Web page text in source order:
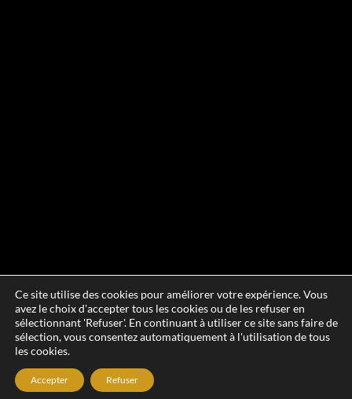
Ce site utilise des cookies pour améliorer votre expérience. Vous
avez le choix d'accepter tous les cookies ou de les refuser en
sélectionnant 'Refuser'. En continuant à utiliser ce site sans faire de
sélection, vous consentez automatiquement à l'utilisation de tous
les cookies.
Accepter Refuser